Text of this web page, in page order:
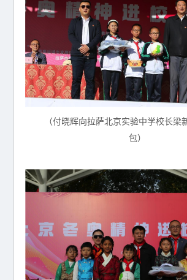
（付晓辉向拉萨北京实验中学校长梁
包）